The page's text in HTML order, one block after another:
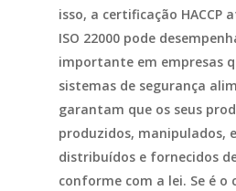
isso, a certificação HACCP
ISO 22000 pode
importante em empresas
sistemas de segurança
garantam que os seus
produzidos, manipulados,
distribuídos e fornecidos
conforme com a lei. Se é o